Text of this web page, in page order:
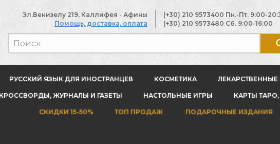
Эл.Венизелу 219, Каллифея - Афины
Помощь, доставка, оплата
(+30) 210 9573400 Пн.-Пт. 9:00-
(+30) 210 9573480 Сб. 9:00-16:00
РУССКИЙ ЯЗЫК ДЛЯ ИНОСТРАНЦЕВ КОСМЕТИКА ЛЕКАРСТВЕННЫЕ
КРОССВОРДЫ, ЖУРНАЛЫ И ГАЗЕТЫ НАСТОЛЬНЫЕ ИГРЫ КАРТЫ
СКИДКИ 15-50% ТОП ПРОДАЖ ПОДАРОЧНЫЕ ИЗДАНИЯ